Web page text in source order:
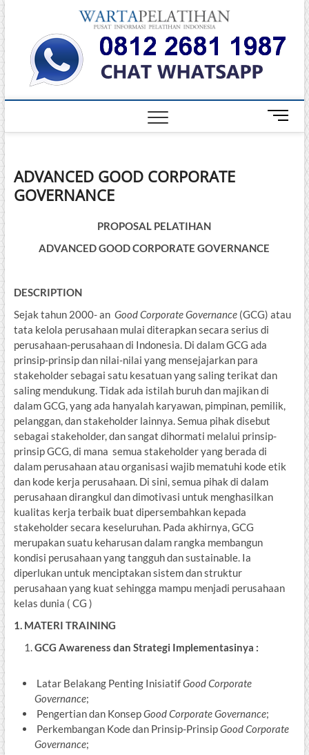
Skip
content
Warta
PELATIHAN
DAN
TERBAIK DI
M
e
ADVANCED GOOD CORPORATE
GOVERNANCE
PROPOSAL PELATIHAN
ADVANCED GOOD CORPORATE GOVERNANCE
DESCRIPTION
Sejak tahun 2000- an Good Corporate Governance(GCG) atau
tata kelola perusahaan mulai diterapkan secara serius di
perusahaan-perusahaan di Indonesia. Di dalam GCG ada
prinsip-prinsip dan nilai-nilai yang mensejajarkan para
stakeholder sebagai satu kesatuan yang saling terikat dan
saling mendukung. Tidak ada istilah buruh dan majikan di
dalam GCG, yang ada hanyalah karyawan, pimpinan, pemilik,
pelanggan, dan stakeholder lainnya. Semua pihak disebut
sebagai stakeholder, dan sangat dihormati melalui prinsip-
prinsip GCG, di mana semua stakeholder yang berada di
dalam perusahaan atau organisasi wajib mematuhi kode etik
dan kode kerja perusahaan. Di sini, semua pihak di dalam
perusahaan dirangkul dan dimotivasi untuk menghasilkan
kualitas kerja terbaik buat dipersembahkan kepada
stakeholder secara keseluruhan. Pada akhirnya, GCG
merupakan suatu keharusan dalam rangka membangun
kondisi perusahaan yang tangguh dan sustainable. Ia
diperlukan untuk menciptakan sistem dan struktur
perusahaan yang kuat sehingga mampu menjadi perusahaan
kelas dunia ( CG )
1. MATERI TRAINING
GCG Awareness dan Strategi Implementasinya :
Latar Belakang Penting InisiatifGood Corporate
Governance;
Pengertian dan KonsepGood Corporate Governance;
Perkembangan Kode dan Prinsip-PrinsipGood Corporate
Governance;